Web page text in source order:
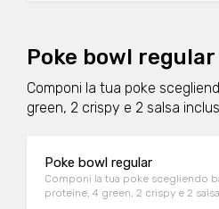
Poke bowl regular
Componi la tua poke
green, 2 crispy e 2 salsa
Poke bowl regular
Componi la tua poke scegliendo
proteine, 4 green, 2 crispy e 2